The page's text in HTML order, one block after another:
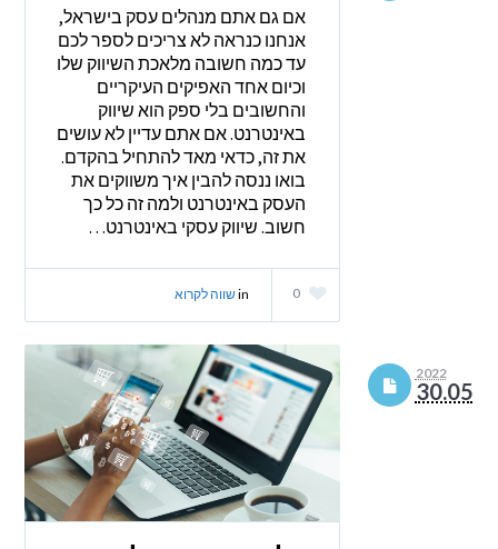
אם גם אתם מנהלים עסק בישראל,
אנחנו כנראה לא צריכים לספר לכם
עד כמה חשובה מלאכת השיווק שלו
וכיום אחד האפיקים העיקריים
והחשובים בלי ספק הוא שיווק
באינטרנט. אם אתם עדיין לא עושים
את זה, כדאי מאד להתחיל בהקדם.
בואו ננסה להבין איך משווקים את
העסק באינטרנט ולמה זה כל כך
חשוב. שיווק עסקי באינטרנט…
0
inשווה לקרוא
2022
30.05